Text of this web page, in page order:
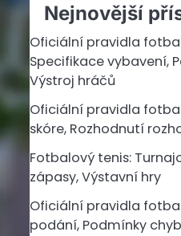
Nejnovější
Oficiální pravidla
Specifikace vybavení,
Výstroj hráčů
Oficiální pravidla
skóre, Rozhodnutí
Fotbalový tenis:
zápasy, Výstavní hry
Oficiální pravidla
podání, Podmínky